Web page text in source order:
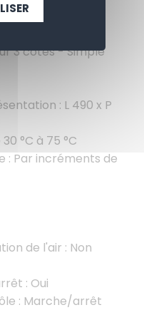
: CNS 18/10
3 côtés - Simple
: L 490 x P
°C à 75 °C
: Par incréments de
de l'air : Non
: Oui
: Marche/arrêt